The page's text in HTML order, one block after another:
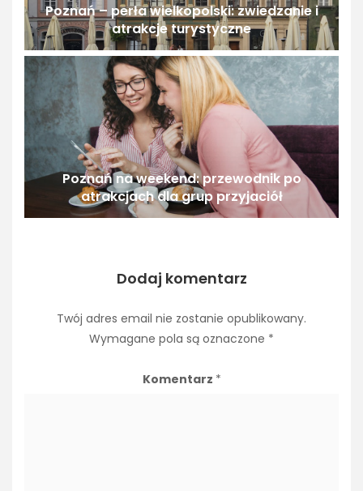
Poznań – perła wielkopolski: zwiedzanie i
atrakcje turystyczne
Poznań na weekend: przewodnik po
atrakcjach dla grup przyjaciół
Dodaj komentarz
Twój adres email nie zostanie opublikowany.
Wymagane pola są oznaczone *
Komentarz *